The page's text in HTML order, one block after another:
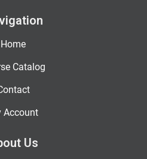
Home
Catalog
Account
Us